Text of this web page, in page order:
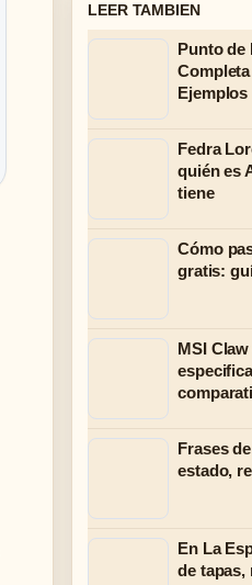
LEER TAMBIEN
Punto de
Ejemplos
Fedra
quién es
tiene
Cómo
gratis:
MSI
Frases
estado,
En La
de tapas,